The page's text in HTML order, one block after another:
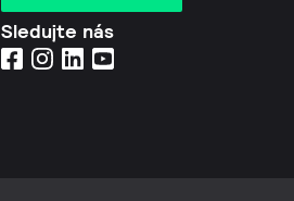
Sledujte nás